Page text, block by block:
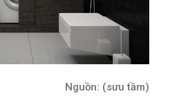
Nguồn: (sưu tầm)